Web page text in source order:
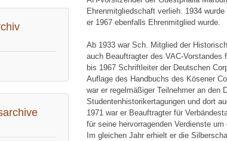
Ehrenmitgliedschaft verlieh. 1934
er 1967 ebenfalls Ehrenmitglied wurde.
Ab 1933 war Sch. Mitglied der
auch Beauftragter des VAC-
bis 1967 Schriftleiter der Deutschen
Auflage des Handbuchs des Kösener
war er regelmäßiger Teilnehmer an den
Studentenhistorikertagungen und dort
1971 war er Beauftragter für
für seine hervorragenden Verdienste
Im gleichen Jahr erhielt er die